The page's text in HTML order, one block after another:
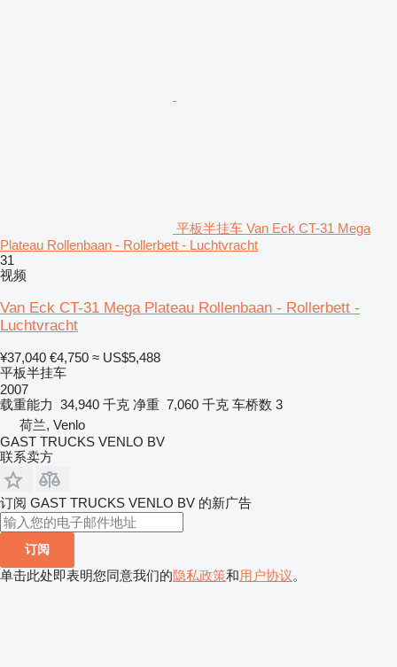
平板半挂车 Van Eck CT-31 Mega
Plateau Rollenbaan - Rollerbett - Luchtvracht
31
视频
Van Eck CT-31 Mega Plateau Rollenbaan - Rollerbett -
Luchtvracht
¥37,040 €4,750 ≈ US$5,488
平板半挂车
2007
载重能力 34,940 千克 净重 7,060 千克 车桥数 3
荷兰, Venlo
GAST TRUCKS VENLO BV
联系卖方
订阅 GAST TRUCKS VENLO BV 的新广告
订阅
单击此处即表明您同意我们的隐私政策和用户协议。